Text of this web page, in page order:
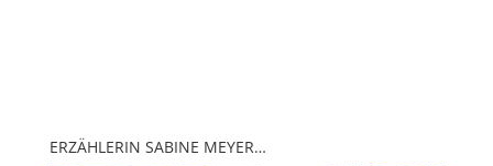
ERZÄHLERIN SABINE MEYER…